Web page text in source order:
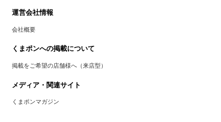
運営会社情報
会社概要
くまポンへの掲載について
掲載をご希望の店舗様へ（来店型）
メディア・関連サイト
くまポンマガジン